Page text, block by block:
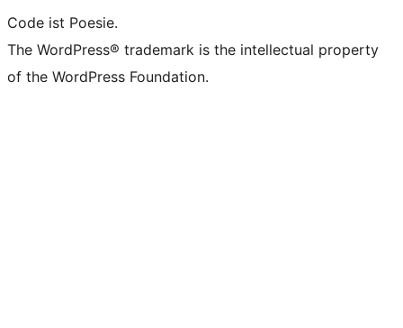
Code ist Poesie.
The WordPress® trademark is the intellectual property
of the WordPress Foundation.